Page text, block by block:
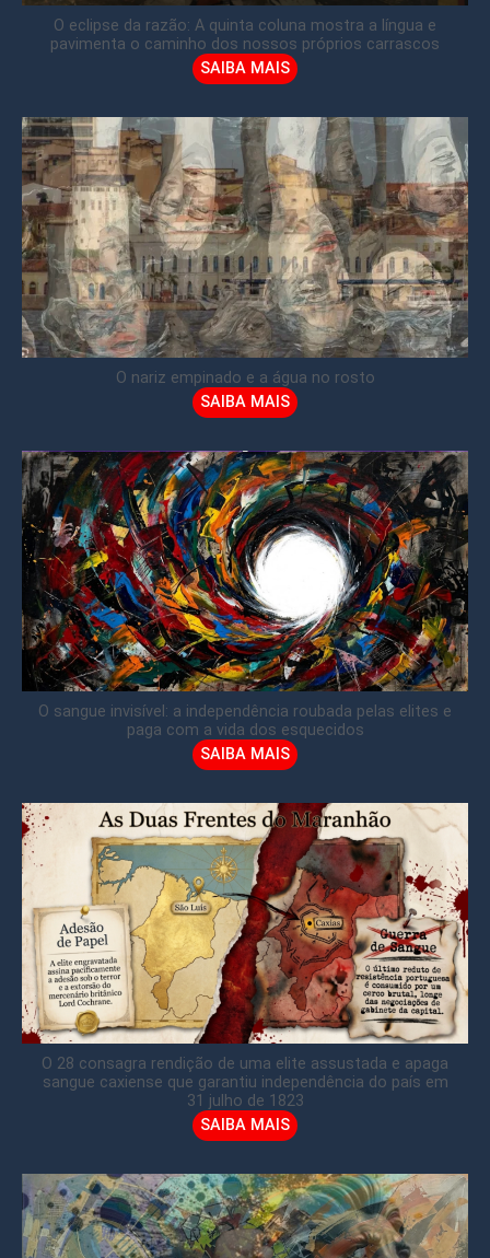
O eclipse da razão: A quinta coluna mostra a língua e
pavimenta o caminho dos nossos próprios carrascos
SAIBA MAIS
O nariz empinado e a água no rosto
SAIBA MAIS
O sangue invisível: a independência roubada pelas elites e
paga com a vida dos esquecidos
SAIBA MAIS
O 28 consagra rendição de uma elite assustada e apaga
sangue caxiense que garantiu independência do país em
31 julho de 1823
SAIBA MAIS